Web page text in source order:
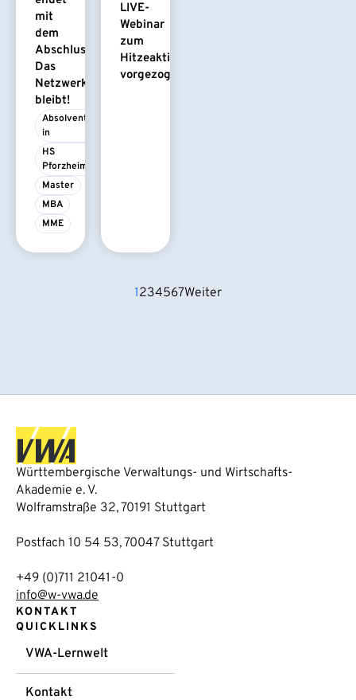
mit
dem
Abschluss.
Das
Netzwerk
bleibt!
Absolvent/-
in
HS
Pforzheim
Master
MBA
MME
LIVE-
Webinar
zum
Hitzeaktionsplan
vorgezogen
1234567Weiter
Württembergische Verwaltungs- und Wirtschafts-
Akademie e. V.
Wolframstraße 32, 70191 Stuttgart
Postfach 10 54 53, 70047 Stuttgart
+49 (0)711 21041-0
info@w-vwa.de
KONTAKT
QUICKLINKS
VWA-Lernwelt
Kontakt